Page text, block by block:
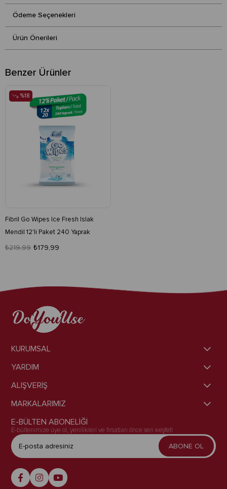
Ödeme Seçenekleri
Ürün Önerileri
Benzer Ürünler
Fibril Go Wipes Ice Fresh Islak
Mendil 12'li Paket 240 Yaprak
₺179,99
₺219,99
%18
KURUMSAL
YARDIM
ALIŞVERİŞ
MARKALARIMIZ
E-BÜLTEN ABONELİĞİ
E-bültenimize üye ol, yenilikleri ve fırsatları önce sen keşfet!
ABONE OL